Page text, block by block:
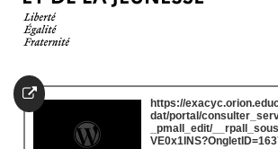
https://
dat/portal/
_pmall_edit/